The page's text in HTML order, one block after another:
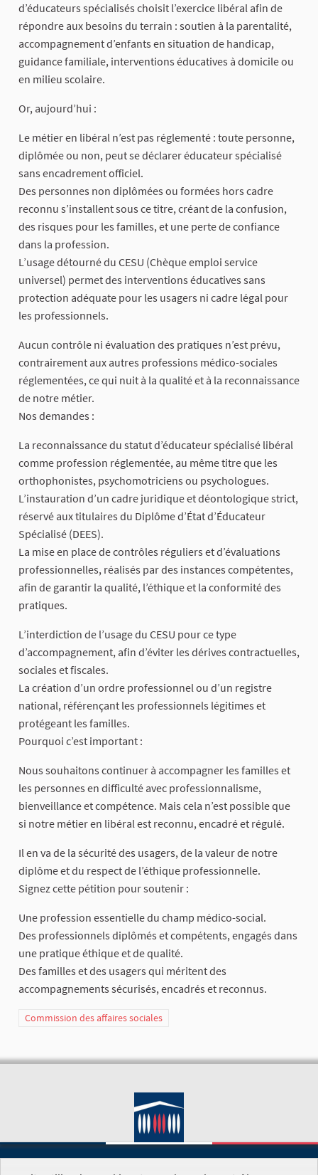
d’éducateurs spécialisés choisit l’exercice libéral afin de
répondre aux besoins du terrain : soutien à la parentalité,
accompagnement d’enfants en situation de handicap,
guidance familiale, interventions éducatives à domicile ou
en milieu scolaire.
Or, aujourd’hui :
Le métier en libéral n’est pas réglementé : toute personne,
diplômée ou non, peut se déclarer éducateur spécialisé
sans encadrement officiel.
Des personnes non diplômées ou formées hors cadre
reconnu s’installent sous ce titre, créant de la confusion,
des risques pour les familles, et une perte de confiance
dans la profession.
L’usage détourné du CESU (Chèque emploi service
universel) permet des interventions éducatives sans
protection adéquate pour les usagers ni cadre légal pour
les professionnels.
Aucun contrôle ni évaluation des pratiques n’est prévu,
contrairement aux autres professions médico-sociales
réglementées, ce qui nuit à la qualité et à la reconnaissance
de notre métier.
Nos demandes :
La reconnaissance du statut d’éducateur spécialisé libéral
comme profession réglementée, au même titre que les
orthophonistes, psychomotriciens ou psychologues.
L’instauration d’un cadre juridique et déontologique strict,
réservé aux titulaires du Diplôme d’État d’Éducateur
Spécialisé (DEES).
La mise en place de contrôles réguliers et d’évaluations
professionnelles, réalisés par des instances compétentes,
afin de garantir la qualité, l’éthique et la conformité des
pratiques.
L’interdiction de l’usage du CESU pour ce type
d’accompagnement, afin d’éviter les dérives contractuelles,
sociales et fiscales.
La création d’un ordre professionnel ou d’un registre
national, référençant les professionnels légitimes et
protégeant les familles.
Pourquoi c’est important :
Nous souhaitons continuer à accompagner les familles et
les personnes en difficulté avec professionnalisme,
bienveillance et compétence. Mais cela n’est possible que
si notre métier en libéral est reconnu, encadré et régulé.
Il en va de la sécurité des usagers, de la valeur de notre
diplôme et du respect de l’éthique professionnelle.
Signez cette pétition pour soutenir :
Une profession essentielle du champ médico-social.
Des professionnels diplômés et compétents, engagés dans
une pratique éthique et de qualité.
Des familles et des usagers qui méritent des
accompagnements sécurisés, encadrés et reconnus.
Commission des affaires sociales